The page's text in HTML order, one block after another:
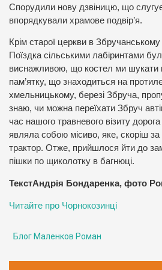
Спорудили нову дзвіницю, що слугує
впорядкували храмове подвір’я.
Крім старої церкви в
Поїздка сільськими лабіринтами
виснажливою, що костел ми шукати
пам’ятку, що знаходиться на
хмельницькому, березі Збруча,
знаю, чи можна переїхати Збруч
час нашого травневого візиту
являла собою місиво, яке, скоріш
трактор. Отже, прийшлося йти до
пішки по щиколотку в багнюці.
ТекстАндрія Бондаренка, фото
Читайте про Чорнокозинці
Блог Маленков Роман